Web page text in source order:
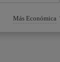
Más Económica